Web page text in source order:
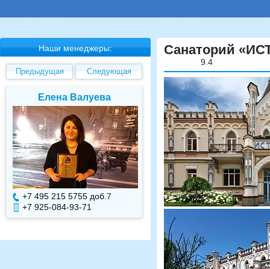
Наши менеджеры:
Предыдущая Следующая
Елена Валуева
+7 495 215 5755 доб. 7
+7 925-084-93-71
Светлана
+7 495 215 5755 доб.
+7 925-084-93-70
Санаторий
9.4